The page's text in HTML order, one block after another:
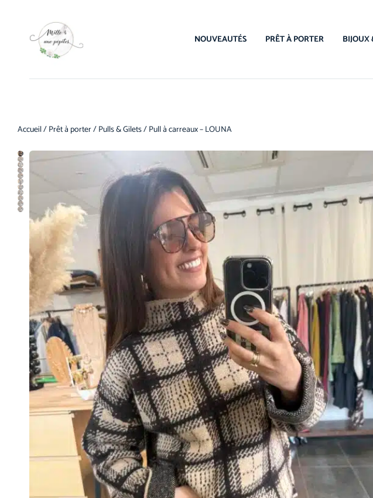
NOUVEAUTÉS PRÊT À PORTER BIJOUX
Accueil/Prêt à porter/Pulls & Gilets/ Pull à carreaux – LOUNA